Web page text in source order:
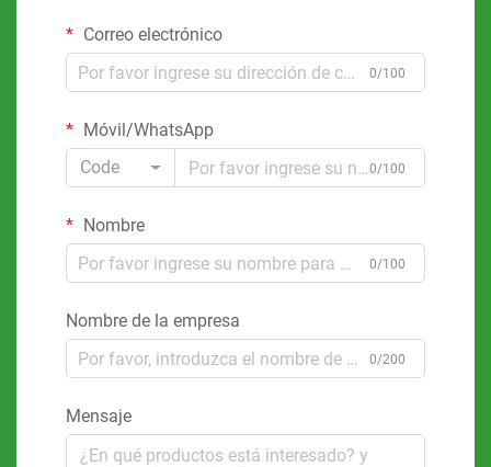
Correo electrónico
0/100
Móvil/WhatsApp
Code
0/100
Nombre
0/100
Nombre de la empresa
0/200
Mensaje